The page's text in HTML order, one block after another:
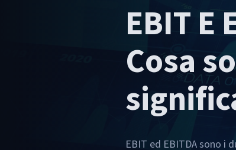
EBIT E
Cosa
EBIT ed EBITDA sono i